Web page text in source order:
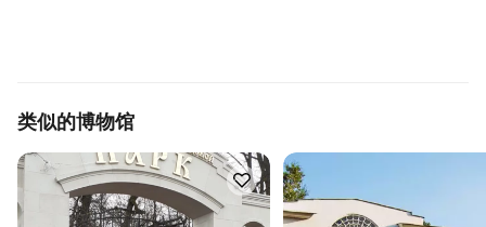
类似的博物馆